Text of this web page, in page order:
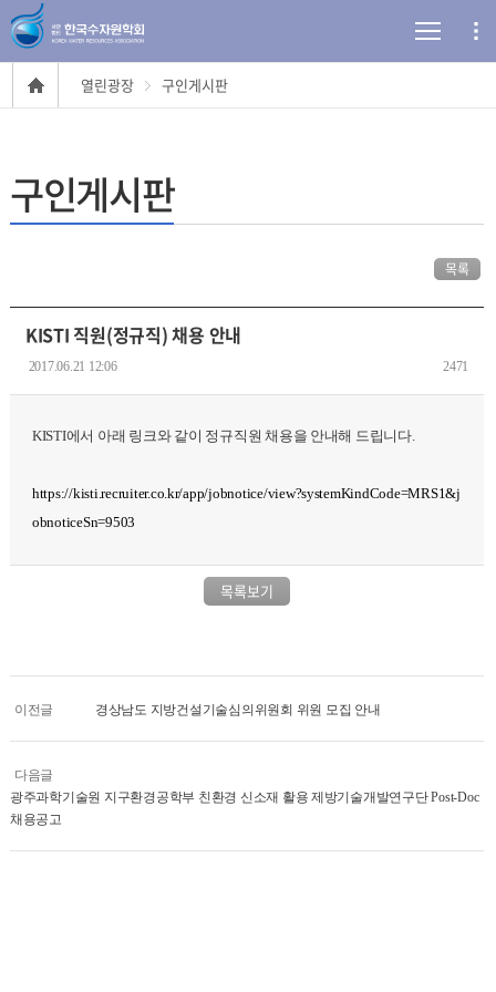
열린광장 구인게시판
구인게시판
목록
KISTI 직원(정규직) 채용 안내
2017.06.21 12:06 2471
KISTI에서 아래 링크와 같이 정규직원 채용을 안내해 드립니다.
https://kisti.recruiter.co.kr/app/jobnotice/view?systemKindCode=MRS1&j
obnoticeSn=9503
목록보기
이전글 경상남도 지방건설기술심의위원회 위원 모집 안내
다음글
광주과학기술원 지구환경공학부 친환경 신소재 활용 제방기술개발연구단 Post-Doc
채용공고